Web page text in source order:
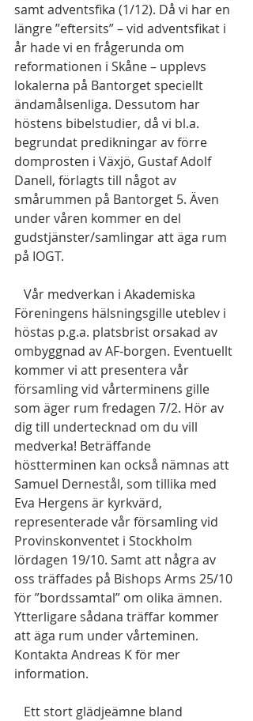
samt adventsfika (1/12). Då vi har en
längre ”eftersits” – vid adventsfikat i
år hade vi en frågerunda om
reformationen i Skåne – upplevs
lokalerna på Bantorget speciellt
ändamålsenliga. Dessutom har
höstens bibelstudier, då vi bl.a.
begrundat predikningar av förre
domprosten i Växjö, Gustaf Adolf
Danell, förlagts till något av
smårummen på Bantorget 5. Även
under våren kommer en del
gudstjänster/samlingar att äga rum
på IOGT.
Vår medverkan i Akademiska
Föreningens hälsningsgille uteblev i
höstas p.g.a. platsbrist orsakad av
ombyggnad av AF-borgen. Eventuellt
kommer vi att presentera vår
församling vid vårterminens gille
som äger rum fredagen 7/2. Hör av
dig till undertecknad om du vill
medverka! Beträffande
höstterminen kan också nämnas att
Samuel Dernestål, som tillika med
Eva Hergens är kyrkvärd,
representerade vår församling vid
Provinskonventet i Stockholm
lördagen 19/10. Samt att några av
oss träffades på Bishops Arms 25/10
för ”bordssamtal” om olika ämnen.
Ytterligare sådana träffar kommer
att äga rum under vårteminen.
Kontakta Andreas K för mer
information.
Ett stort glädjeämne bland